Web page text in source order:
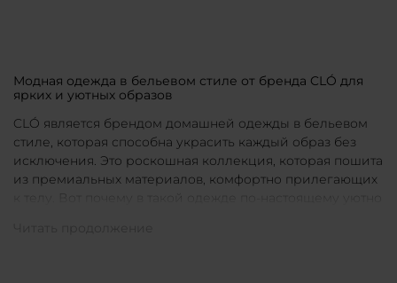
Модная одежда в бельевом стиле от бренда CLÓ для
ярких и уютных образов
CLÓ является брендом домашней одежды в бельевом
стиле, которая способна украсить каждый образ без
исключения. Это роскошная коллекция, которая пошита
из премиальных материалов, комфортно прилегающих
к телу. Вот почему в такой одежде по-настоящему уютно